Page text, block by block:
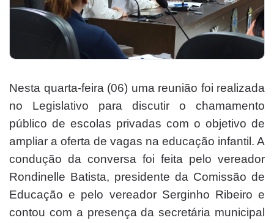
Nesta quarta-feira (06) uma reunião foi realizada
no Legislativo para discutir o chamamento
público de escolas privadas com o objetivo de
ampliar a oferta de vagas na educação infantil. A
condução da conversa foi feita pelo vereador
Rondinelle Batista, presidente da Comissão de
Educação e pelo vereador Serginho Ribeiro e
contou com a presença da secretária municipal